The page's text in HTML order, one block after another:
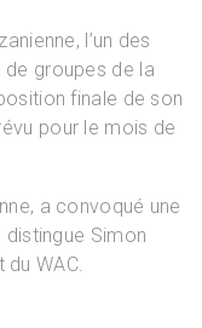
l’un des
groupes de la
finale de son
pour le mois de
a convoqué une
Simon
du WAC.